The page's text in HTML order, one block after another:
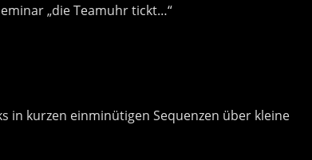
„die Teamuhr tickt…“
in kurzen einminütigen Sequenzen über kleine